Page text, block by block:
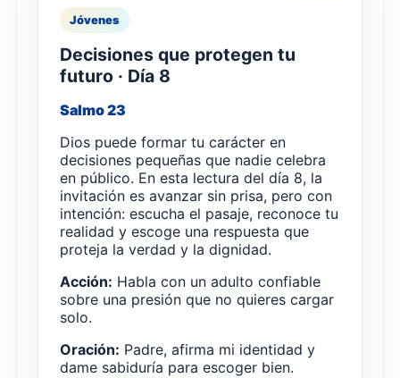
Jóvenes
Decisiones que protegen tu
futuro · Día 8
Salmo 23
Dios puede formar tu carácter en
decisiones pequeñas que nadie celebra
en público. En esta lectura del día 8, la
invitación es avanzar sin prisa, pero con
intención: escucha el pasaje, reconoce tu
realidad y escoge una respuesta que
proteja la verdad y la dignidad.
Acción: Habla con un adulto confiable
sobre una presión que no quieres cargar
solo.
Oración: Padre, afirma mi identidad y
dame sabiduría para escoger bien.